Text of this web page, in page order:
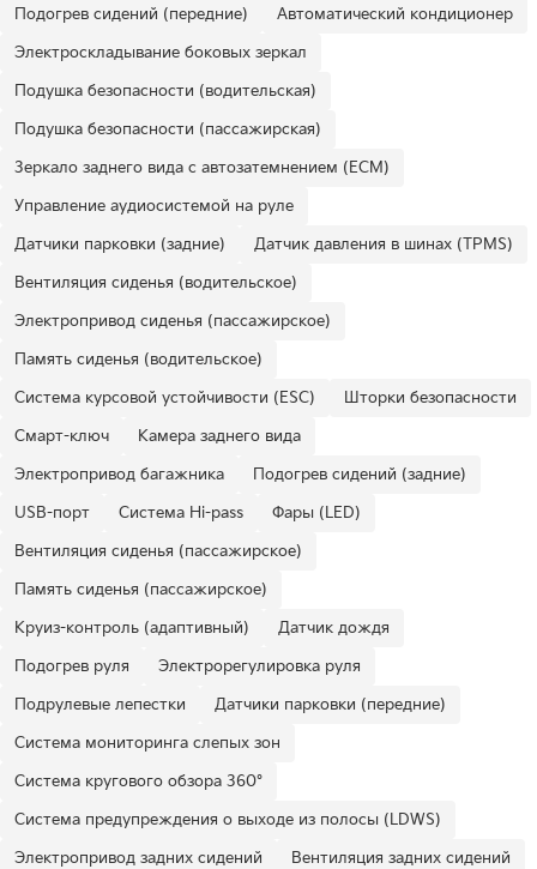
Подогрев сидений (передние)
Автоматический кондиционер
Электроскладывание боковых зеркал
Подушка безопасности (водительская)
Подушка безопасности (пассажирская)
Зеркало заднего вида с автозатемнением (ECM)
Управление аудиосистемой на руле
Датчики парковки (задние)
Датчик давления в шинах (TPMS)
Вентиляция сиденья (водительское)
Электропривод сиденья (пассажирское)
Память сиденья (водительское)
Система курсовой устойчивости (ESC)
Шторки безопасности
Смарт-ключ
Камера заднего вида
Электропривод багажника
Подогрев сидений (задние)
USB-порт
Система Hi-pass
Фары (LED)
Вентиляция сиденья (пассажирское)
Память сиденья (пассажирское)
Круиз-контроль (адаптивный)
Датчик дождя
Подогрев руля
Электрорегулировка руля
Подрулевые лепестки
Датчики парковки (передние)
Система мониторинга слепых зон
Система кругового обзора 360°
Система предупреждения о выходе из полосы (LDWS)
Электропривод задних сидений
Вентиляция задних сидений